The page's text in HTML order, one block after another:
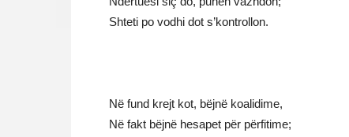
Shteti po vodhi dot s’kontrollon.
Në fund krejt kot, bëjnë koalidime,
Në fakt bëjnë hesapet për përfitime;